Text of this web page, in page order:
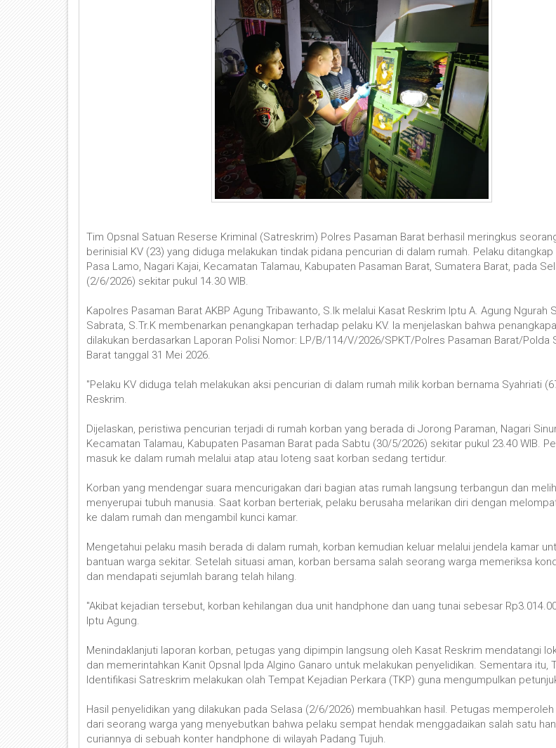
Tim Opsnal Satuan Reserse Kriminal (Satreskrim) Polres Pasaman Barat berhasil meringkus
berinisial KV (23) yang diduga melakukan tindak pidana pencurian di dalam rumah. Pelaku
Pasa Lamo, Nagari Kajai, Kecamatan Talamau, Kabupaten Pasaman Barat, Sumatera Barat, pada
(2/6/2026) sekitar pukul 14.30 WIB.
Kapolres Pasaman Barat AKBP Agung Tribawanto, S.Ik melalui Kasat Reskrim Iptu A. Agung Ngurah
Sabrata, S.Tr.K membenarkan penangkapan terhadap pelaku KV. Ia menjelaskan bahwa
dilakukan berdasarkan Laporan Polisi Nomor: LP/B/114/V/2026/SPKT/Polres Pasaman Barat/Polda
Barat tanggal 31 Mei 2026.
"Pelaku KV diduga telah melakukan aksi pencurian di dalam rumah milik korban bernama Syahriati
Reskrim.
Dijelaskan, peristiwa pencurian terjadi di rumah korban yang berada di Jorong Paraman, Nagari
Kecamatan Talamau, Kabupaten Pasaman Barat pada Sabtu (30/5/2026) sekitar pukul 23.40 WIB.
masuk ke dalam rumah melalui atap atau loteng saat korban sedang tertidur.
Korban yang mendengar suara mencurigakan dari bagian atas rumah langsung terbangun dan
menyerupai tubuh manusia. Saat korban berteriak, pelaku berusaha melarikan diri dengan
ke dalam rumah dan mengambil kunci kamar.
Mengetahui pelaku masih berada di dalam rumah, korban kemudian keluar melalui jendela kamar
bantuan warga sekitar. Setelah situasi aman, korban bersama salah seorang warga memeriksa
dan mendapati sejumlah barang telah hilang.
"Akibat kejadian tersebut, korban kehilangan dua unit handphone dan uang tunai sebesar
Iptu Agung.
Menindaklanjuti laporan korban, petugas yang dipimpin langsung oleh Kasat Reskrim mendatangi
dan memerintahkan Kanit Opsnal Ipda Algino Ganaro untuk melakukan penyelidikan. Sementara itu,
Identifikasi Satreskrim melakukan olah Tempat Kejadian Perkara (TKP) guna mengumpulkan
Hasil penyelidikan yang dilakukan pada Selasa (2/6/2026) membuahkan hasil. Petugas
dari seorang warga yang menyebutkan bahwa pelaku sempat hendak menggadaikan salah satu
curiannya di sebuah konter handphone di wilayah Padang Tujuh.